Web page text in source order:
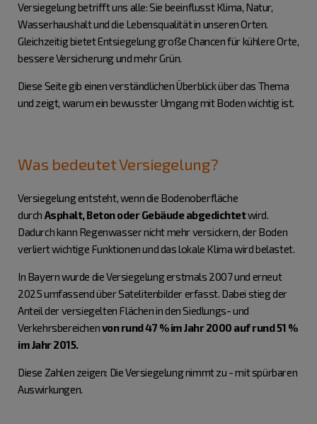
Versiegelung betrifft uns alle: Sie beeinflusst Klima, Natur,
Wasserhaushalt und die Lebensqualität in unseren Orten.
Gleichzeitig bietet Entsiegelung große Chancen für kühlere Orte,
bessere Versicherung und mehr Grün.
Diese Seite gib einen verständlichen Überblick über das Thema
und zeigt, warum ein bewusster Umgang mit Boden wichtig ist.
Was bedeutet Versiegelung?
Versiegelung entsteht, wenn die Bodenoberfläche
durch Asphalt, Beton oder Gebäude abgedichtetwird.
Dadurch kann Regenwasser nicht mehr versickern, der Boden
verliert wichtige Funktionen und das lokale Klima wird belastet.
In Bayern wurde die Versiegelung erstmals 2007 und erneut
2025 umfassend über Satelitenbilder erfasst. Dabei stieg der
Anteil der versiegelten Flächen in den Siedlungs- und
Verkehrsbereichenvon rund 47 % im Jahr 2000 auf rund 51 %
im Jahr 2015.
Diese Zahlen zeigen: Die Versiegelung nimmt zu - mit spürbaren
Auswirkungen.